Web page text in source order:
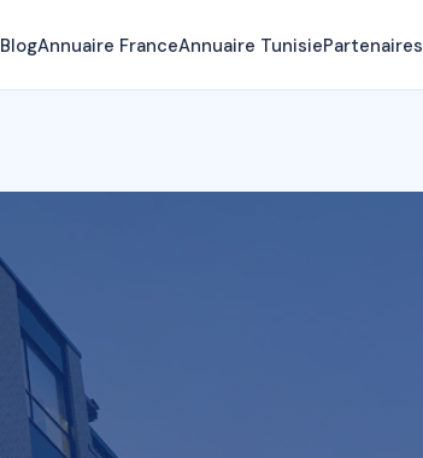
BlogAnnuaire FranceAnnuaire TunisiePartenaires